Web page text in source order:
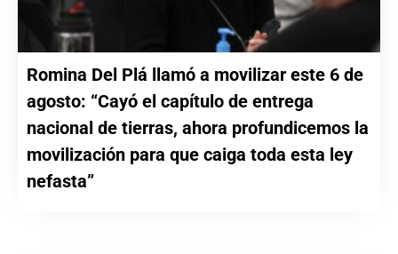
Romina Del Plá llamó a movilizar este 6 de
agosto: “Cayó el capítulo de entrega
nacional de tierras, ahora profundicemos la
movilización para que caiga toda esta ley
nefasta”